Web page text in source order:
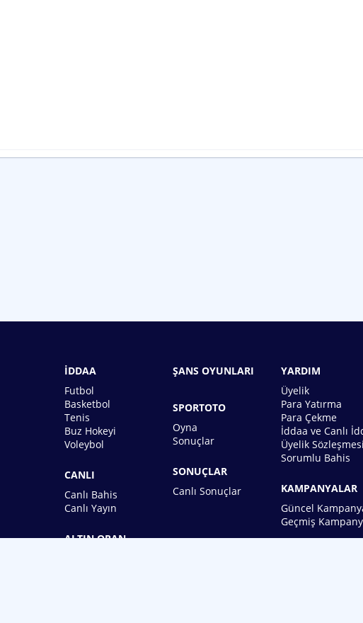
İDDAA
Futbol
Basketbol
Tenis
Buz Hokeyi
Voleybol
CANLI
Canlı Bahis
Canlı Yayın
ALTIN ORAN
ŞANS OYUNLARI
SPORTOTO
Oyna
Sonuçlar
SONUÇLAR
Canlı Sonuçlar
YARDIM
Üyelik
Para Yatırma
Para Çekme
İddaa ve Canlı
Üyelik Sözleşmesi
Sorumlu Bahis
KAMPANYALAR
Güncel
Geçmiş